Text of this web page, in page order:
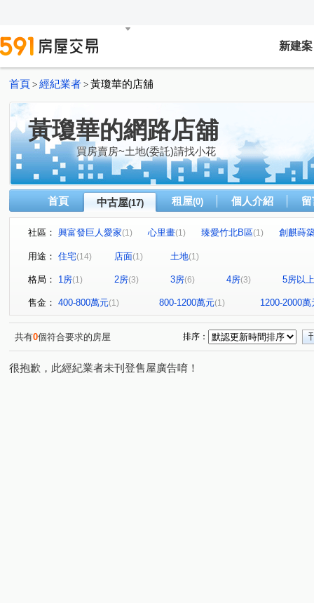
新建案
首頁 > 經紀業者 > 黃瓊華的店舖
黃瓊華的網路店舖
買房賣房~土地(委託)請找小花
首頁 中古屋(17) 租屋(0) 個人介紹
社區： 興富發巨人愛家(1) 心里畫(1) 臻愛竹北B區(1)
創麒蒔
大河戀
上境 微風名園
日興一街 自強路二段 (1) 東大路二段(1) 興隆路一段
福德街(1) 文德六街 中華路(1) 勝利八街一段 (1)
光明九路(1) 新光一街(1)
用途： 住宅(14) 店面(1) 土地(1)
格局： 1房(1) 2房(3) 3房(6) 4房(3) 5房以上
售金： 400-800萬元(1) 800-1200萬元(1) 1200-2000萬
共有0個符合要求的房屋 排序：
很抱歉，此經紀業者未刊登售屋廣告唷！